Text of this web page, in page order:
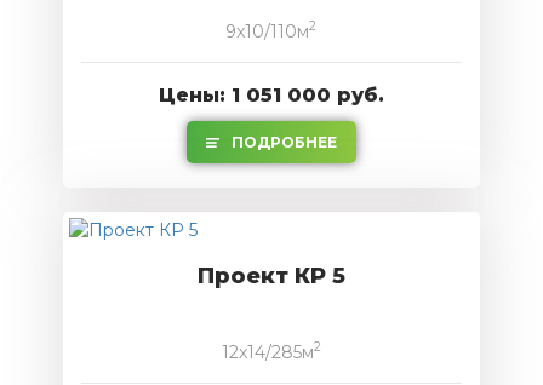
9x10/110м2
Цены: 1 051 000 руб.
ПОДРОБНЕЕ
Проект КР 5
12x14/285м2